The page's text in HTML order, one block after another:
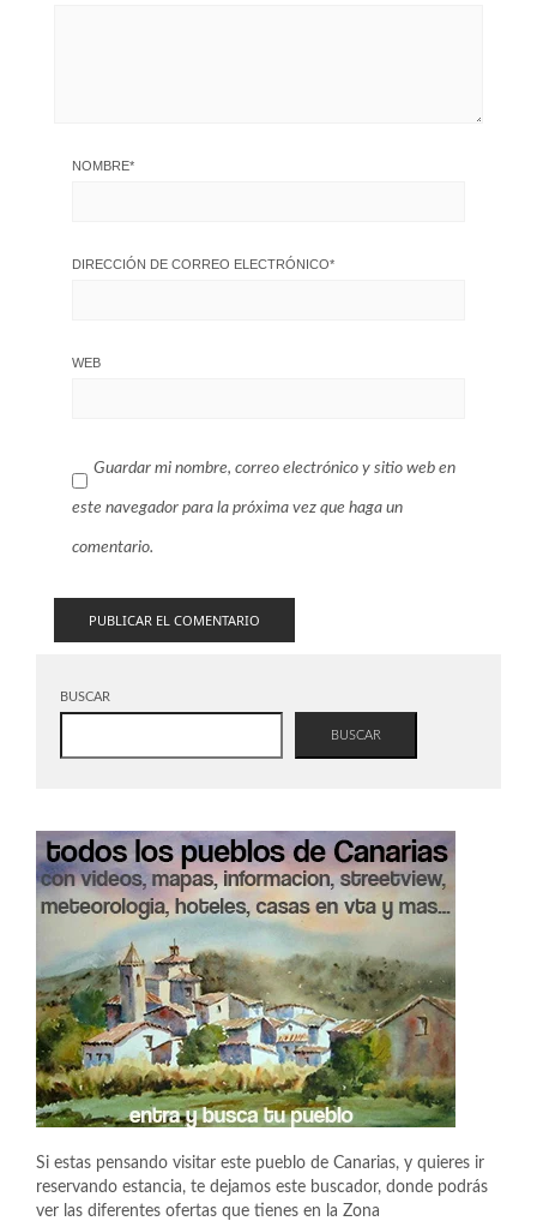
NOMBRE*
DIRECCIÓN DE CORREO ELECTRÓNICO*
WEB
Guardar mi nombre, correo electrónico y sitio web en
este navegador para la próxima vez que haga un
comentario.
BUSCAR
BUSCAR
Si estas pensando visitar este pueblo de Canarias, y quieres ir
reservando estancia, te dejamos este buscador, donde podrás
ver las diferentes ofertas que tienes en la Zona